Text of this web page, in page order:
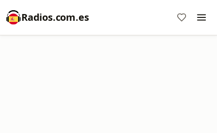
Radios.com.es